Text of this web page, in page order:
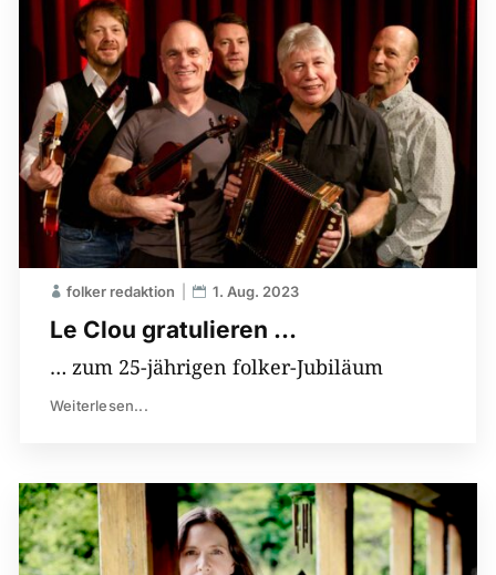
Le Clou gratulieren …
folker redaktion 1. Aug. 2023
… zum 25-jährigen folker-Jubiläum
Weiterlesen...